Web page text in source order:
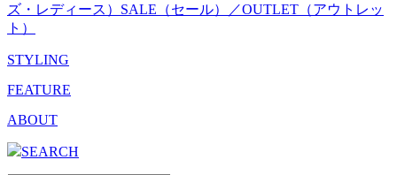
ズ・レディース） SALE（セール）／OUTLET（アウトレッ
ト）
STYLING
FEATURE
ABOUT
SEARCH